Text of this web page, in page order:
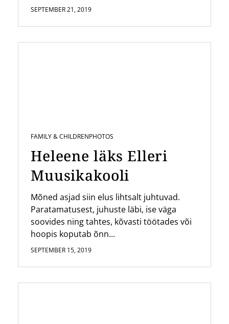
SEPTEMBER 21, 2019
FAMILY & CHILDRENPHOTOS
Heleene läks Elleri
Muusikakooli
Mõned asjad siin elus lihtsalt juhtuvad.
Paratamatusest, juhuste läbi, ise väga
soovides ning tahtes, kõvasti töötades või
hoopis koputab õnn...
SEPTEMBER 15, 2019